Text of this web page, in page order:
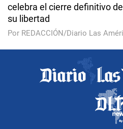
celebra el cierre definitivo
su libertad
Por REDACCIÓN/Diario Las